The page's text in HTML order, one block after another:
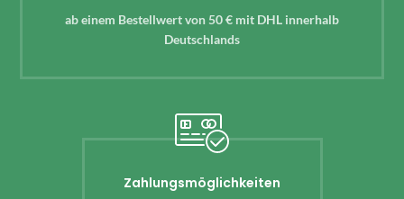
ab einem Bestellwert von 50 € mit DHL innerhalb
Deutschlands
Zahlungsmöglichkeiten